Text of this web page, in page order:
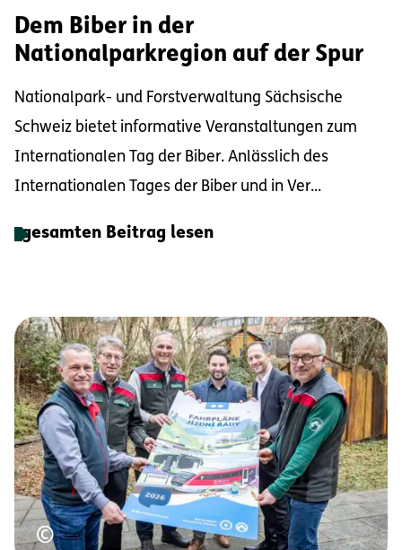
Dem Biber in der
Nationalparkregion auf der Spur
Nationalpark- und Forstverwaltung Sächsische
Schweiz bietet informative Veranstaltungen zum
Internationalen Tag der Biber. Anlässlich des
Internationalen Tages der Biber und in Ver...
gesamten Beitrag lesen
©Urheberrecht